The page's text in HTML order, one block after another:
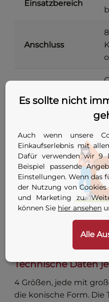
Einsatzbereich
Anschluss
Adapter
Hinweis:
im Hersteller-
Artikel nicht
Nitrilkautschuk
ca. –30 °C bis
höhere
Rücksprache an
Technische Daten
4 Größen, jede mit
die konische Form. Die
Es sollte nicht
Auch wenn unsere
Einkaufserlebnis mit
Dafür verwenden wir 9
Beispiel passende
Einstellungen. Wenn das
der Nutzung von
und Marketing zu.
können Sie hier ansehen
Alle